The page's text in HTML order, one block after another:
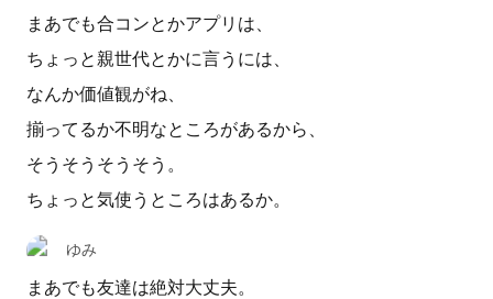
まあでも合コンとかアプリは、
ちょっと親世代とかに言うには、
なんか価値観がね、
揃ってるか不明なところがあるから、
そうそうそうそう。
ちょっと気使うところはあるか。
ゆみ
まあでも友達は絶対大丈夫。